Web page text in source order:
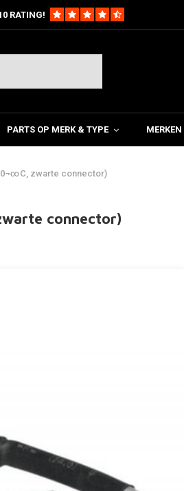
RATING!
PARTS OP MERK & TYPE MERKEN
zwarte connector)
connector)